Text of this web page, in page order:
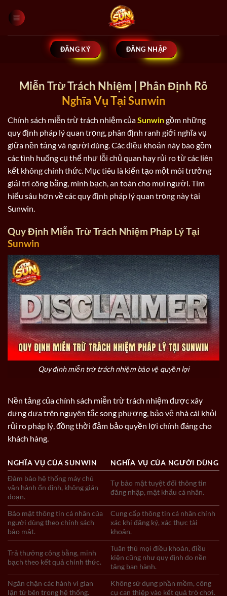
qua
ĐĂNG KÝ ĐĂNG NHẬP
Miễn Trừ Trách Nhiệm | Phân Định Rõ
Nghĩa Vụ Tại Sunwin
Chính sách miễn trừ trách nhiệm củaSunwingồm những
quy định pháp lý quan trọng, phân định ranh giới nghĩa vụ
giữa nền tảng và người dùng. Các điều khoản này bao gồm
các tình huống cụ thể như lỗi chủ quan hay rủi ro từ các liên
kết không chính thức. Mục tiêu là kiến tạo một môi trường
giải trí công bằng, minh bạch, an toàn cho mọi người. Tìm
hiểu sâu hơn về các quy định pháp lý quan trọng này tại
Sunwin.
Quy Định Miễn Trừ Trách Nhiệm Pháp Lý Tại
Sunwin
Quy định miễn trừ trách nhiệm bảo vệ quyền lợi
Nền tảng của chính sách miễn trừ trách nhiệm được xây
dựng dựa trên nguyên tắc song phương, bảo vệ nhà cái khỏi
rủi ro pháp lý, đồng thời đảm bảo quyền lợi chính đáng cho
khách hàng.
NGHĨA VỤ CỦA SUNWIN
NGHĨA VỤ CỦA NGƯỜI DÙNG
Đảm bảo hệ thống máy chủ
vận hành ổn định, không gián
đoạn.
Tự bảo mật tuyệt đối thông tin
đăng nhập, mật khẩu cá nhân.
Bảo mật thông tin cá nhân của
người dùng theo chính sách
bảo mật.
Cung cấp thông tin cá nhân chính
xác khi đăng ký, xác thực tài
khoản.
Trả thưởng công bằng, minh
bạch theo kết quả chính thức.
Tuân thủ mọi điều khoản, điều
kiện cũng như quy định do nền
tảng ban hành.
Ngăn chặn các hành vi gian
lận từ bên trong hệ thống.
Không sử dụng phần mềm, công
cụ can thiệp vào kết quả trò chơi.